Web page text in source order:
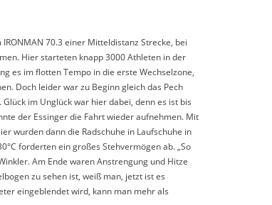
IRONMAN 70.3 einer Mitteldistanz Strecke, bei
Hier starteten knapp 3000 Athleten in der
es im flotten Tempo in die erste Wechselzone,
Doch leider war zu Beginn gleich das Pech
im Unglück war hier dabei, denn es ist bis
der Essinger die Fahrt wieder aufnehmen. Mit
wurden dann die Radschuhe in Laufschuhe in
forderten ein großes Stehvermögen ab. „So
Am Ende waren Anstrengung und Hitze
zu sehen ist, weiß man, jetzt ist es
eingeblendet wird, kann man mehr als